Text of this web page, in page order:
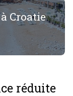
Croatie
réduite